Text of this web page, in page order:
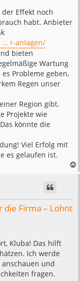
Effekt noch
habt. Anbieter
r-anlagen/
bieten
Wartung
Probleme geben,
Regen unser
Region gibt.
Projekte wie
könnte die
Viel Erfolg mit
es gelaufen ist.
die Firma – Lohnt
Kluba! Das hilft
Ich werde
anschauen und
fragen.